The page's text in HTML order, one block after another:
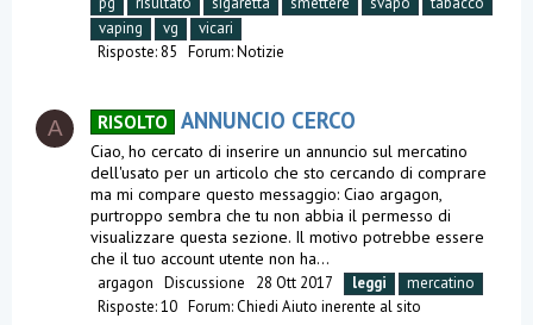
vaping
vg
vicari
Risposte: 85 Forum:Notizie
A RISOLTO ANNUNCIO CERCO
Ciao, ho cercato di inserire un annuncio sul mercatino
dell'usato per un articolo che sto cercando di comprare
ma mi compare questo messaggio: Ciao argagon,
purtroppo sembra che tu non abbia il permesso di
visualizzare questa sezione. Il motivo potrebbe essere
che il tuo account utente non ha...
argagon Discussione 28 Ott 2017 leggi
mercatino
Risposte: 10 Forum:Chiedi Aiuto inerente al sito